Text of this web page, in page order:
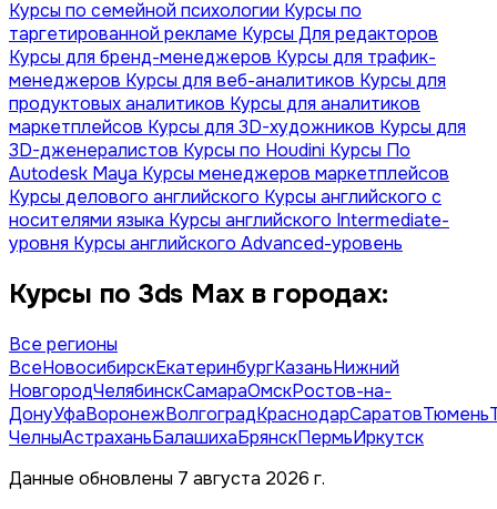
Курсы по семейной психологии Курсы по
таргетированной рекламе Курсы Для редакторов
Курсы для бренд-менеджеров Курсы для трафик-
менеджеров Курсы для веб-аналитиков Курсы для
продуктовых аналитиков Курсы для аналитиков
маркетплейсов Курсы для 3D-художников Курсы для
3D-дженералистов Курсы по Houdini Курсы По
Autodesk Maya Курсы менеджеров маркетплейсов
Курсы делового английского Курсы английского с
носителями языка Курсы английского Intermediate-
уровня Курсы английского Advanced-уровень
Курсы по 3ds Max в городах:
Все регионы
ВсеНовосибирскЕкатеринбургКазаньНижний
НовгородЧелябинскСамараОмскРостов-на-
ДонуУфаВоронежВолгоградКраснодарСаратовТюмень
ЧелныАстраханьБалашихаБрянскПермьИркутск
Данные обновлены 7 августа 2026 г.